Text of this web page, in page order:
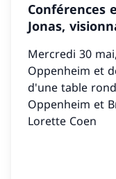
Conférences
Jonas,
Mercredi 30
Oppenheim et
d'une table
Oppenheim et
Lorette Coen